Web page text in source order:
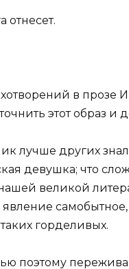
отнесет.
в прозе
этот образ и
лучше других
девушка; что
великой
горделивых.
поэтому